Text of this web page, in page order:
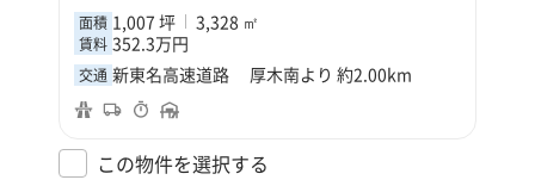
面積 1,007 坪 3,328 ㎡
賃料 352.3万円
交通 新東名高速道路 厚木南より 約2.00km
この物件を選択する